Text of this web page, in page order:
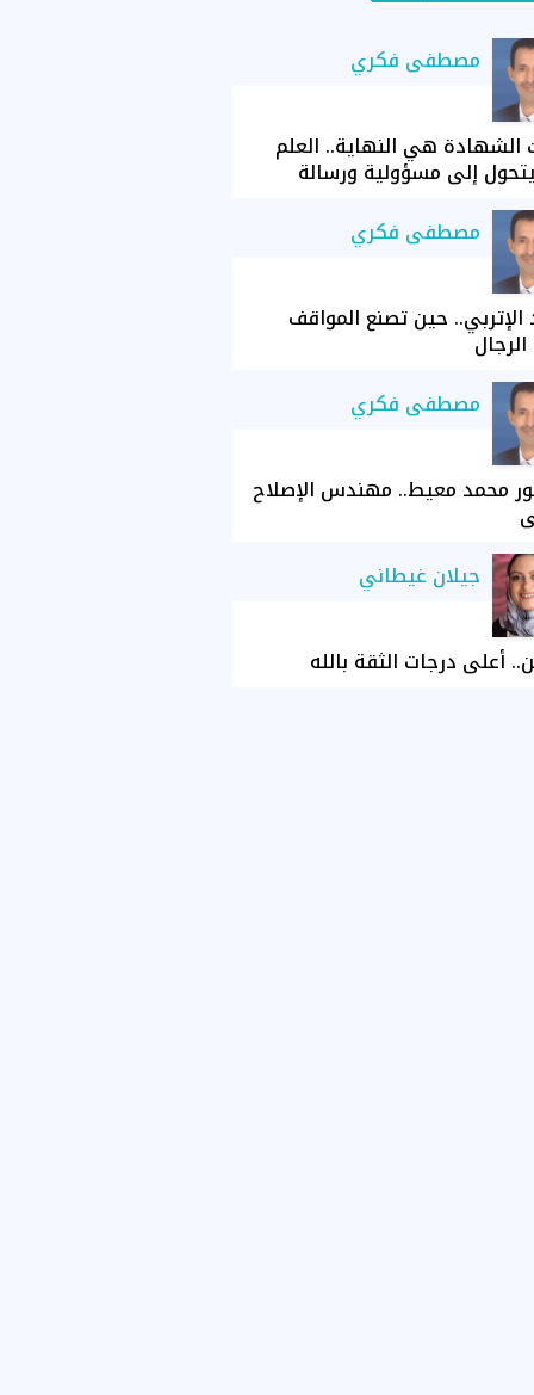
مصطفى فكري
هي النهاية.. العلم
إلى مسؤولية ورسالة
مصطفى فكري
حين تصنع المواقف
مصطفى فكري
محمد معيط.. مهندس الإصلاح
جيلان غيطاني
أعلى درجات الثقة بالله